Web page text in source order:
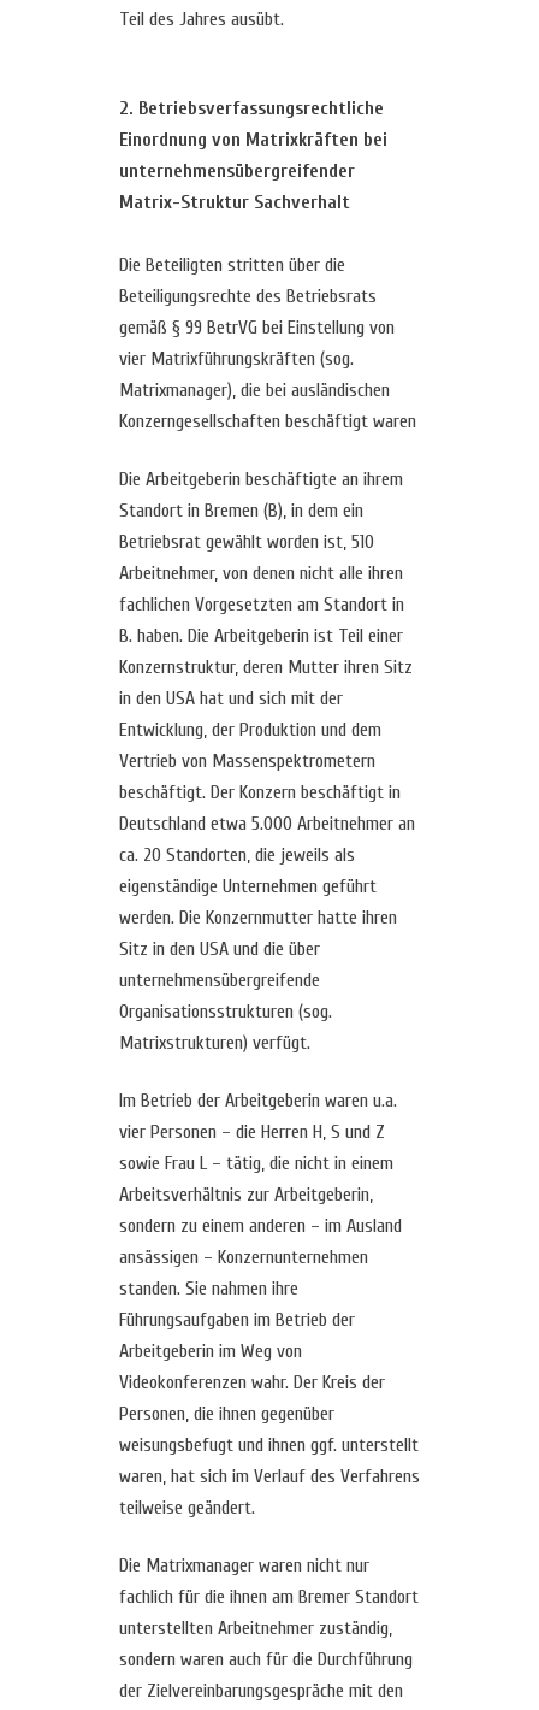
Teil des Jahres ausübt.
2. Betriebsverfassungsrechtliche
Einordnung von Matrixkräften bei
unternehmensübergreifender
Matrix-Struktur Sachverhalt
Die Beteiligten stritten über die
Beteiligungsrechte des Betriebsrats
gemäß § 99 BetrVG bei Einstellung von
vier Matrixführungskräften (sog.
Matrixmanager), die bei ausländischen
Konzerngesellschaften beschäftigt waren
Die Arbeitgeberin beschäftigte an ihrem
Standort in Bremen (B), in dem ein
Betriebsrat gewählt worden ist, 510
Arbeitnehmer, von denen nicht alle ihren
fachlichen Vorgesetzten am Standort in
B. haben. Die Arbeitgeberin ist Teil einer
Konzernstruktur, deren Mutter ihren Sitz
in den USA hat und sich mit der
Entwicklung, der Produktion und dem
Vertrieb von Massenspektrometern
beschäftigt. Der Konzern beschäftigt in
Deutschland etwa 5.000 Arbeitnehmer an
ca. 20 Standorten, die jeweils als
eigenständige Unternehmen geführt
werden. Die Konzernmutter hatte ihren
Sitz in den USA und die über
unternehmensübergreifende
Organisationsstrukturen (sog.
Matrixstrukturen) verfügt.
Im Betrieb der Arbeitgeberin waren u.a.
vier Personen – die Herren H, S und Z
sowie Frau L – tätig, die nicht in einem
Arbeitsverhältnis zur Arbeitgeberin,
sondern zu einem anderen – im Ausland
ansässigen – Konzernunternehmen
standen. Sie nahmen ihre
Führungsaufgaben im Betrieb der
Arbeitgeberin im Weg von
Videokonferenzen wahr. Der Kreis der
Personen, die ihnen gegenüber
weisungsbefugt und ihnen ggf. unterstellt
waren, hat sich im Verlauf des Verfahrens
teilweise geändert.
Die Matrixmanager waren nicht nur
fachlich für die ihnen am Bremer Standort
unterstellten Arbeitnehmer zuständig,
sondern waren auch für die Durchführung
der Zielvereinbarungsgespräche mit den